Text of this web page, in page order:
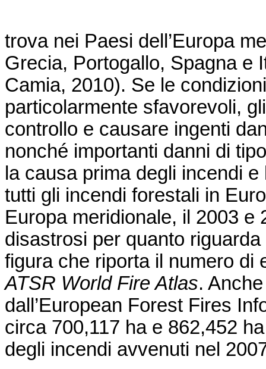
trova nei Paesi dell’Europa
Grecia, Portogallo, Spagna e
Camia, 2010). Se le
particolarmente sfavorevoli,
controllo e causare ingenti
nonché importanti danni di
la causa prima degli incendi
tutti gli incendi forestali in
Europa meridionale, il 2003 e
disastrosi per quanto
figura che riporta il numero di
ATSR World Fire Atlas.
dall’European Forest Fires
circa 700,117 ha e 862,452
degli incendi avvenuti nel